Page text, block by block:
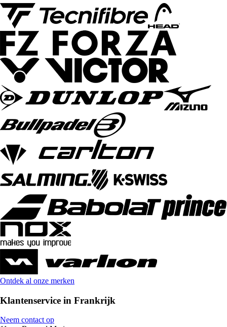
Ontdek al onze merken
Klantenservice in Frankrijk
Neem contact op